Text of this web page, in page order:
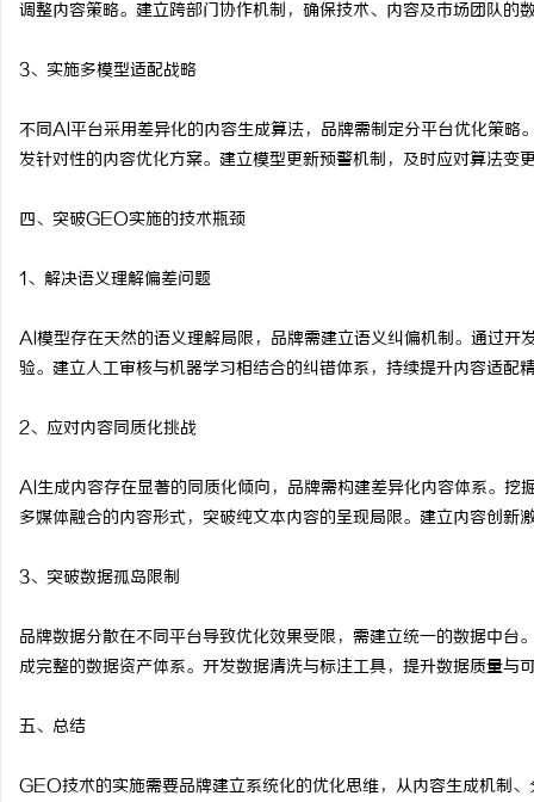
调整内容策略。建立跨部门协作机制，确保技术、内容及市场团队的
3、实施多模型适配战略
不同AI平台采用差异化的内容生成算法，品牌需制定分平台优化策
发针对性的内容优化方案。建立模型更新预警机制，及时应对算法变
四、突破GEO实施的技术瓶颈
1、解决语义理解偏差问题
AI模型存在天然的语义理解局限，品牌需建立语义纠偏机制。通过
验。建立人工审核与机器学习相结合的纠错体系，持续提升内容适配
2、应对内容同质化挑战
AI生成内容存在显著的同质化倾向，品牌需构建差异化内容体系。
多媒体融合的内容形式，突破纯文本内容的呈现局限。建立内容创新
3、突破数据孤岛限制
品牌数据分散在不同平台导致优化效果受限，需建立统一的数据中
成完整的数据资产体系。开发数据清洗与标注工具，提升数据质量与
五、总结
GEO技术的实施需要品牌建立系统化的优化思维，从内容生成机制